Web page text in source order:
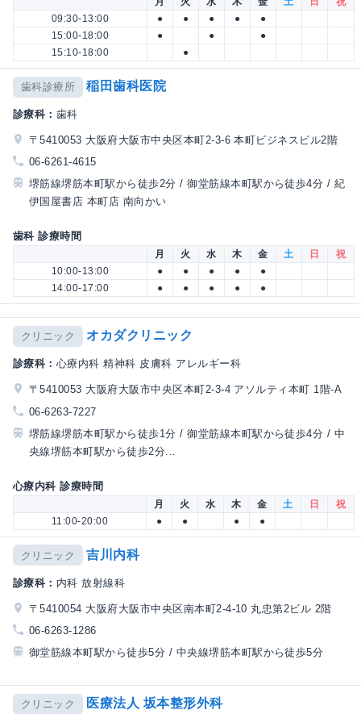
09:30-13:00
● ● ● ●
●
15:00-18:00
● ●
●
15:10-18:00
●
歯科診療所 稲田歯科医院
診療科： 歯科
〒5410053 大阪府大阪市中央区本町2-3-6 本町ビジネスビル2階
06-6261-4615
堺筋線堺筋本町駅から徒歩2分 / 御堂筋線本町駅から徒歩4分 / 紀
伊国屋書店 本町店 南向かい
歯科 診療時間
月 火 水 木 金 土 日
祝
10:00-13:00
● ● ● ●
●
14:00-17:00
● ● ● ● ●
クリニック オカダクリニック
診療科： 心療内科 精神科 皮膚科 アレルギー科
〒5410053 大阪府大阪市中央区本町2-3-4 アソルティ本町 1階-A
06-6263-7227
堺筋線堺筋本町駅から徒歩1分 / 御堂筋線本町駅から徒歩4分 / 中
央線堺筋本町駅から徒歩2分...
心療内科 診療時間
月 火 水 木 金 土 日
祝
11:00-20:00
● ● ● ●
クリニック 吉川内科
診療科： 内科 放射線科
〒5410054 大阪府大阪市中央区南本町2-4-10 丸忠第2ビル 2階
06-6263-1286
御堂筋線本町駅から徒歩5分 / 中央線堺筋本町駅から徒歩5分
クリニック 医療法人 坂本整形外科